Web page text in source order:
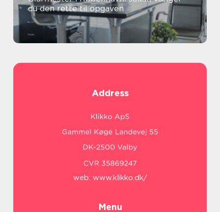
du den rette til opgaven
Address
web: www.klikko.dk/
Menu